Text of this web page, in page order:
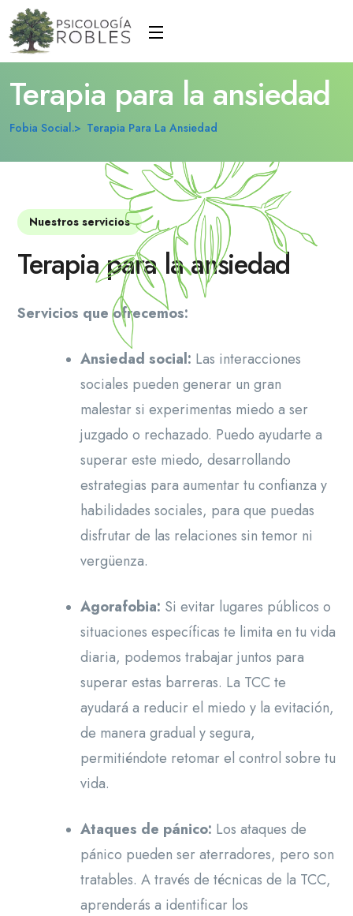
Terapia para la ansiedad
Fobia Social. Terapia Para La Ansiedad
Nuestros servicios
Terapia para la ansiedad
Servicios que ofrecemos:
Ansiedad social: Las interacciones
sociales pueden generar un gran
malestar si experimentas miedo a ser
juzgado o rechazado. Puedo ayudarte a
superar este miedo, desarrollando
estrategias para aumentar tu confianza y
habilidades sociales, para que puedas
disfrutar de las relaciones sin temor ni
vergüenza.
Agorafobia: Si evitar lugares públicos o
situaciones específicas te limita en tu vida
diaria, podemos trabajar juntos para
superar estas barreras. La TCC te
ayudará a reducir el miedo y la evitación,
de manera gradual y segura,
permitiéndote retomar el control sobre tu
vida.
Ataques de pánico: Los ataques de
pánico pueden ser aterradores, pero son
tratables. A través de técnicas de la TCC,
aprenderás a identificar los